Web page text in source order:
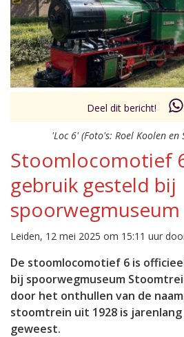
Inklappen
Deel dit bericht!
'Loc 6' (Foto's: Roel Koolen
Stoomlocomotief
gebruik gesteld bij
spoorwegmuseum
Leiden, 12 mei 2025 om 15:11 uur
De stoomlocomotief 6 is
bij spoorwegmuseum
door het onthullen van de
stoomtrein uit 1928 is
geweest.